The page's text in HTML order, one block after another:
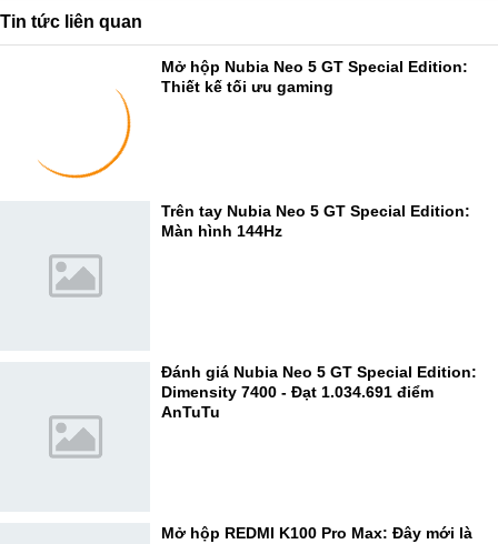
Tin tức liên quan
Mở hộp Nubia Neo 5 GT Special Edition:
Thiết kế tối ưu gaming
Trên tay Nubia Neo 5 GT Special Edition:
Màn hình 144Hz
Đánh giá Nubia Neo 5 GT Special Edition:
Dimensity 7400 - Đạt 1.034.691 điểm
AnTuTu
Mở hộp REDMI K100 Pro Max: Đây mới là